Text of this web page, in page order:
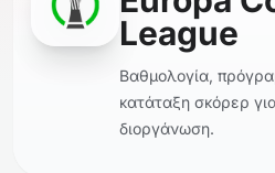
League
Βαθμολογία,
κατάταξη σκόρερ
διοργάνωση.